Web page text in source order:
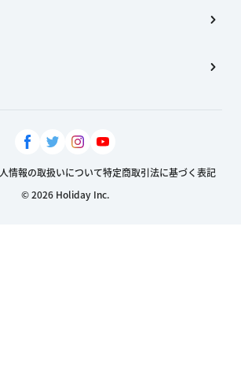
情報の取扱いについて特定商取引法に基づく表記
© 2026 Holiday Inc.